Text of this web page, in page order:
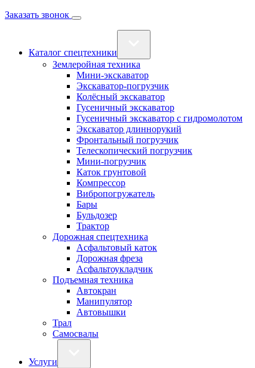
Заказать звонок
Каталог спецтехники
Землеройная техника
Мини-экскаватор
Экскаватор-погрузчик
Колёсный экскаватор
Гусеничный экскаватор
Гусеничный экскаватор с гидромолотом
Экскаватор длиннорукий
Фронтальный погрузчик
Телескопический погрузчик
Мини-погрузчик
Каток грунтовой
Компрессор
Вибропогружатель
Бары
Бульдозер
Трактор
Дорожная спецтехника
Асфальтовый каток
Дорожная фреза
Асфальтоукладчик
Подъемная техника
Автокран
Манипулятор
Автовышки
Трал
Самосвалы
Услуги